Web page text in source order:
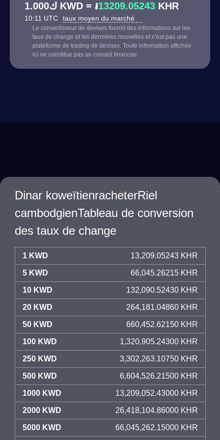
ك1.000 KWD = ៛13209.05243 KHR
10:11 UTC taux moyen du marché
Le convertisseur de devises fournit des informations sur les
taux de change et les dernières nouvelles et n'est pas une
plateforme de trading de devises. Toute information affichée
ici ne constitue pas un conseil financier.
Dinar koweïtienracheterRiel
cambodgienTableau de conversion
des taux de change
1 KWD 13,209.05243 KHR
5 KWD 66,045.26215 KHR
10 KWD 132,090.52430 KHR
20 KWD 264,181.04860 KHR
50 KWD 660,452.62150 KHR
100 KWD 1,320,905.24300 KHR
250 KWD 3,302,263.10750 KHR
500 KWD 6,604,526.21500 KHR
1000 KWD 13,209,052.43000 KHR
2000 KWD 26,418,104.86000 KHR
5000 KWD 66,045,262.15000 KHR